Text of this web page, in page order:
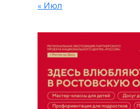
« Июл